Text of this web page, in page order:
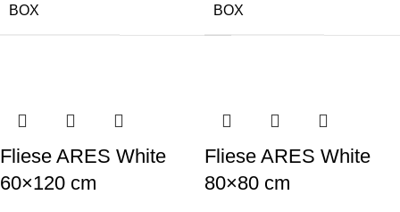
BOX
BOX
Fliese ARES White
60×120 cm
Fliese ARES White
80×80 cm